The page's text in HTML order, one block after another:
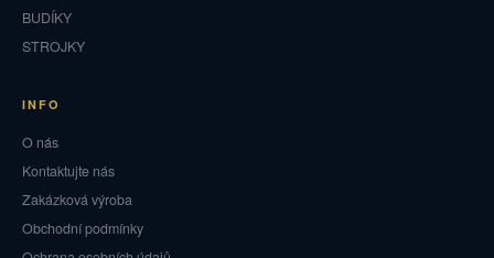
BUDÍKY
STROJKY
INFO
O nás
Kontaktujte nás
Zakázková výroba
Obchodní podmínky